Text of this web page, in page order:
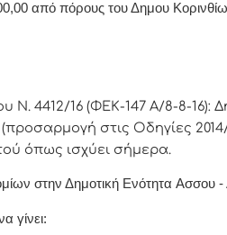
από πόρους του Δημου
Ν. 4412/16 (ΦΕΚ-147 Α/8-8-16):
στις Οδηγίες
όπως ισχύει σήμερα.
στην Δημοτική Ενότητα Aσσου -
γίνει: